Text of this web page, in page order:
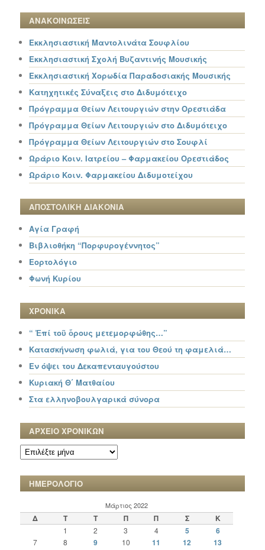
ΑΝΑΚΟΙΝΩΣΕΙΣ
Εκκλησιαστική Μαντολινάτα Σουφλίου
Εκκλησιαστική Σχολή Βυζαντινής Μουσικής
Εκκλησιαστική Χορωδία Παραδοσιακής Μουσικής
Κατηχητικές Σύναξεις στο Διδυμότειχο
Πρόγραμμα Θείων Λειτουργιών στην Ορεστιάδα
Πρόγραμμα Θείων Λειτουργιών στο Διδυμότειχο
Πρόγραμμα Θείων Λειτουργιών στο Σουφλί
Ωράριο Κοιν. Ιατρείου – Φαρμακείου Ορεστιάδος
Ωράριο Κοιν. Φαρμακείου Διδυμοτείχου
ΑΠΟΣΤΟΛΙΚΗ ΔΙΑΚΟΝΙΑ
Αγία Γραφή
Βιβλιοθήκη “Πορφυρογέννητος”
Εορτολόγιο
Φωνή Κυρίου
ΧΡΟΝΙΚΑ
“ Ἐπί τοῦ ὄρους μετεμορφώθης…”
Κατασκήνωση φωλιά, για του Θεού τη φαμελιά…
Εν όψει του Δεκαπενταυγούστου
Κυριακή Θ΄ Ματθαίου
Στα ελληνοβουλγαρικά σύνορα
ΑΡΧΕΙΟ ΧΡΟΝΙΚΩΝ
ΑΡΧΕΙΟ
ΧΡΟΝΙΚΩΝ
ΗΜΕΡΟΛΟΓΙΟ
Μάρτιος 2022
Δ Τ Τ Π Π Σ Κ
1 2 3 4 5 6
7 8 9 10 11 12 13